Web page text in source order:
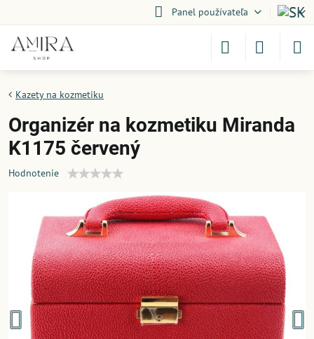
Panel používateľa
Kazety na kozmetiku
Organizér na kozmetiku Miranda
K1175 červený
Hodnotenie